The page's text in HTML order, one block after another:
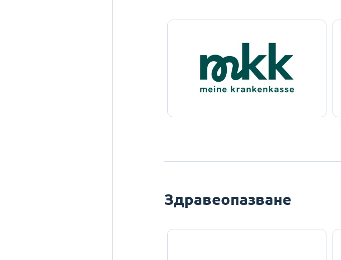
Здравеопазване